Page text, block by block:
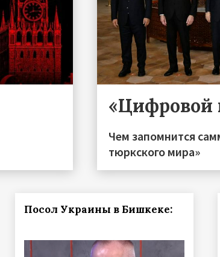
«Цифровой
Чем запомнится
тюркского мира»
Посол Украины в Бишкеке: